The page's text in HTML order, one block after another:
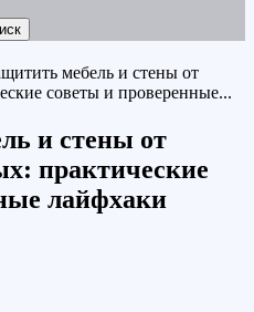
мебель и стены от
советы и проверенные...
и стены от
практические
лайфхаки